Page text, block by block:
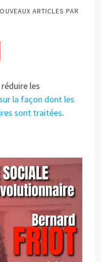
ARTICLES PAR
les
la façon dont les
sont traitées.